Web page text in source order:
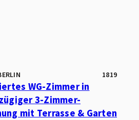
1819
WG-Zimmer in
3-Zimmer-
mit Terrasse & Garten